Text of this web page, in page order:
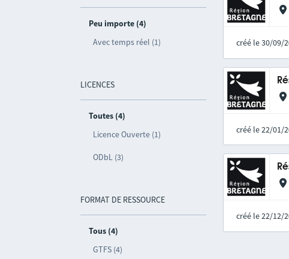
Peu importe (4)
Avec temps réel (1)
LICENCES
Toutes (4)
Licence Ouverte (1)
ODbL (3)
FORMAT DE RESSOURCE
Tous (4)
GTFS (4)
créé le 30/09/
créé le 22/01/
créé le 22/12/